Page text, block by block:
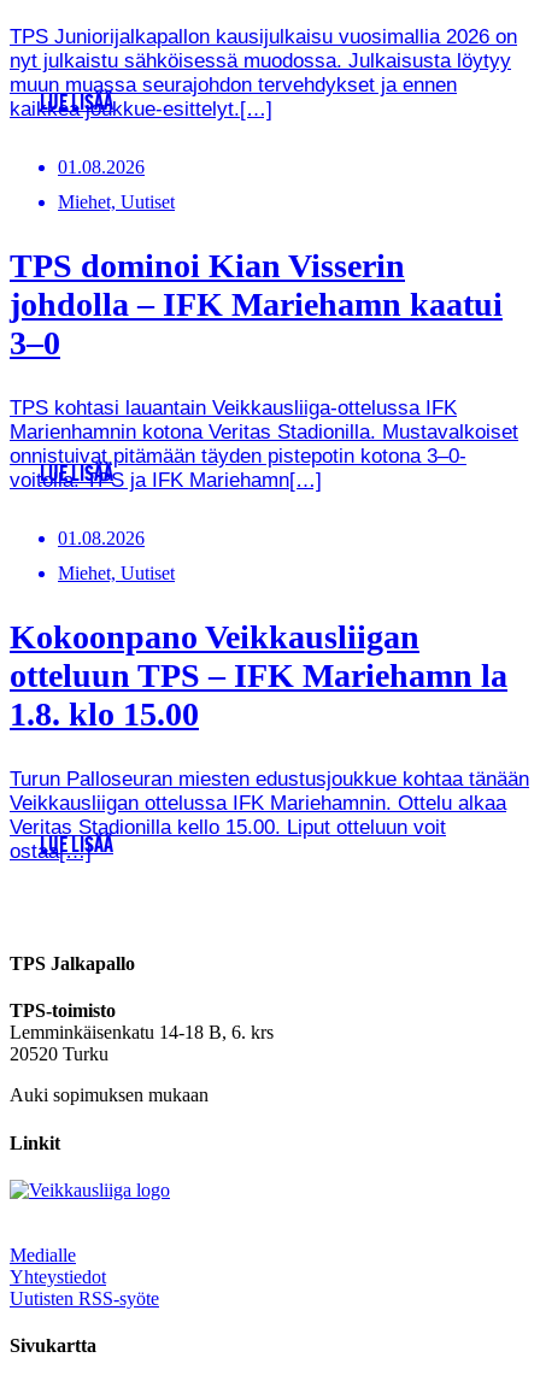
TPS Juniorijalkapallon kausijulkaisu vuosimallia 2026 on
nyt julkaistu sähköisessä muodossa. Julkaisusta löytyy
muun muassa seurajohdon tervehdykset ja ennen
kaikkea joukkue-esittelyt.[…]
LUE LISÄÄ
01.08.2026
Miehet, Uutiset
TPS dominoi Kian Visserin
johdolla – IFK Mariehamn kaatui
3–0
TPS kohtasi lauantain Veikkausliiga-ottelussa IFK
Marienhamnin kotona Veritas Stadionilla. Mustavalkoiset
onnistuivat pitämään täyden pistepotin kotona 3–0-
voitolla. TPS ja IFK Mariehamn[…]
LUE LISÄÄ
01.08.2026
Miehet, Uutiset
Kokoonpano Veikkausliigan
otteluun TPS – IFK Mariehamn la
1.8. klo 15.00
Turun Palloseuran miesten edustusjoukkue kohtaa tänään
Veikkausliigan ottelussa IFK Mariehamnin. Ottelu alkaa
Veritas Stadionilla kello 15.00. Liput otteluun voit
ostaa[…]
LUE LISÄÄ
TPS Jalkapallo
TPS-toimisto
Lemminkäisenkatu 14-18 B, 6. krs
20520 Turku
Auki sopimuksen mukaan
Linkit
Medialle
Yhteystiedot
Uutisten RSS-syöte
Sivukartta